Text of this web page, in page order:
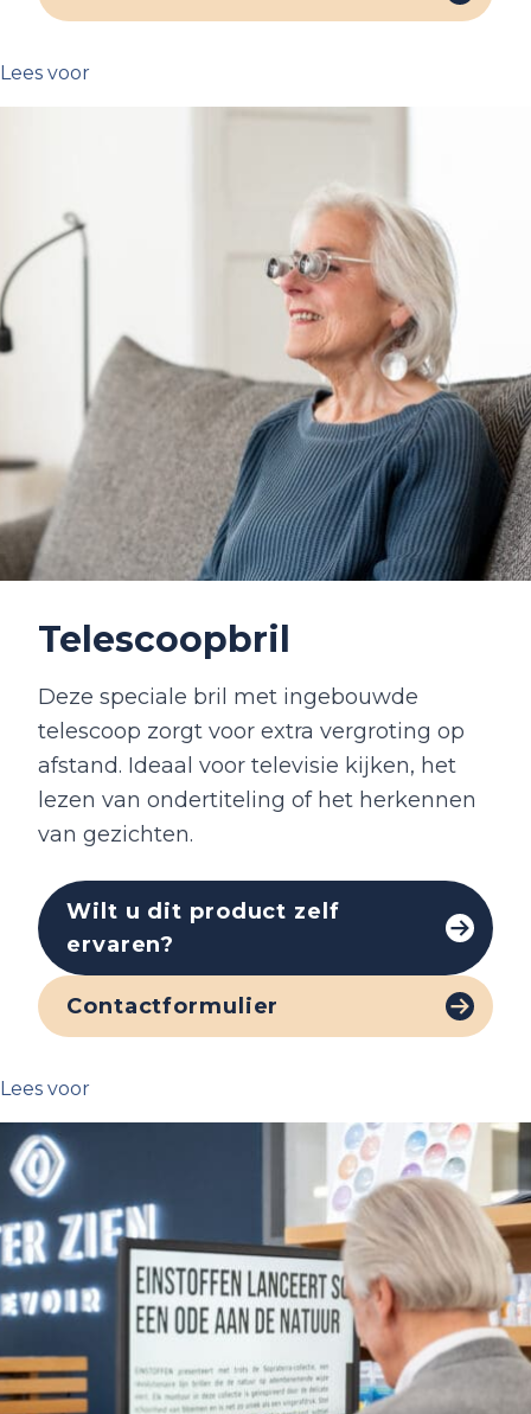
Lees voor
Telescoopbril
Deze speciale bril met ingebouwde
telescoop zorgt voor extra vergroting op
afstand. Ideaal voor televisie kijken, het
lezen van ondertiteling of het herkennen
van gezichten.
Wilt u dit product zelf
ervaren?
Contactformulier
Lees voor